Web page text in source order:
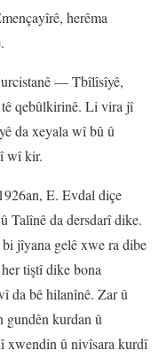
herêma
— Tbîlîsîyê,
tê qebûlkirinê. Li vira jî
da xeyala wî bû û
wî kir.
E. Evdal diçe
Talînê da dersdarî dike.
jîyana gelê xwe ra dibe
tiştî dike bona
da bê hilanînê. Zar û
gundên kurdan û
xwendin û nivîsara kurdî